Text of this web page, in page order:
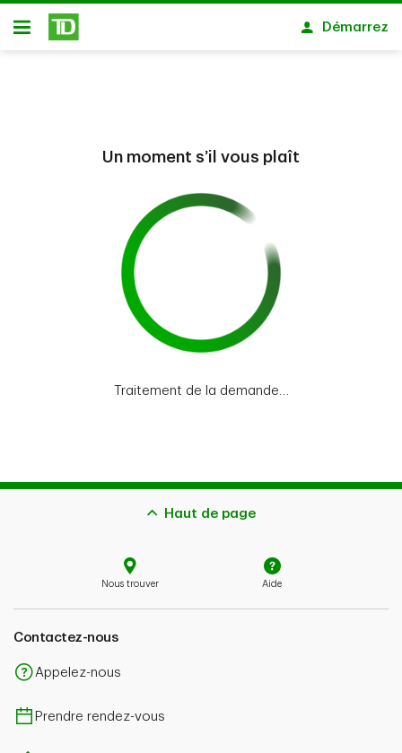
Passer au contenu principal
Ouvert
Démarrez
Un moment s’il vous plaît
Traitement de la demande…
Haut de page
Nous trouver Aide
Contactez-nous
Appelez-nous
Prendre rendez-vous